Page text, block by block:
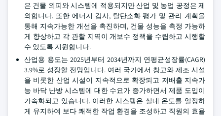
은 건물 외피와 시스템에 적용되지만 산업 및 농업 공정은 제
외합니다. 또한 에너지 감사, 탈탄소화 평가 및 관리 계획을
통해 지속가능한 개선을 촉진하며, 건물 성능을 측정 가능하
게 향상하고 각 관할 지역이 개보수 정책을 수립하고 시행할
수 있도록 지원합니다.
산업용 용도는 2025년부터 2034년까지 연평균성장률(CAGR)
3.9%로 성장할 전망입니다. 여러 국가에서 창고와 제조 시설
을 비롯한 산업 시설이 지속적으로 확장되고 저배출 지속가
능 바닥 난방 시스템에 대한 수요가 증가하면서 제품 도입이
가속화되고 있습니다. 이러한 시스템은 실내 온도를 일정하
게 유지하여 보다 쾌적한 작업 환경을 조성하고 직원의 효율